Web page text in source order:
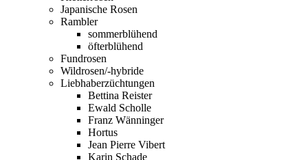
Japanische Rosen
Rambler
sommerblühend
öfterblühend
Fundrosen
Wildrosen/-hybride
Liebhaberzüchtungen
Bettina Reister
Ewald Scholle
Franz Wänninger
Hortus
Jean Pierre Vibert
Karin Schade